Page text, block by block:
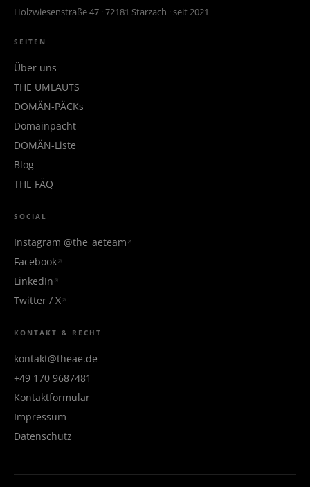
Holzwiesenstraße 47 · 72181 Starzach · seit 2021
SEITEN
Über uns
THE UMLAUTS
DOMÄN-PÄCKs
Domainpacht
DOMÄN-Liste
Blog
THE FÄQ
SOCIAL
Instagram @the_aeteam
Facebook
LinkedIn
Twitter / X
KONTAKT & RECHT
kontakt@theae.de
+49 170 9687481
Kontaktformular
Impressum
Datenschutz